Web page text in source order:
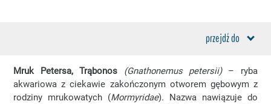
przejdź do
Mruk Petersa, Trąbonos (Gnathonemus petersii)– ryba
akwariowa z ciekawie zakończonym otworem gębowym z
rodziny mrukowatych (Mormyridae). Nazwa nawiązuje do